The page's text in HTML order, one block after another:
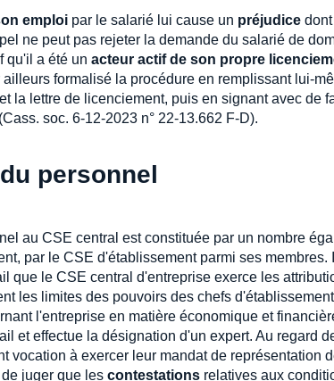
emploi par le salarié lui cause un préjudice
ne peut pas rejeter la demande du salarié de
qu'il a été un acteur actif de son propre
formalisé la procédure en remplissant lui-
la lettre de licenciement, puis en signant avec de
soc. 6-12-2023 n° 22-13.662 F-D).
personnel
au CSE central est constituée par un nombre
par le CSE d'établissement parmi ses
que le CSE central d'entreprise exerce les
les limites des pouvoirs des chefs
l'entreprise en matière économique et
et effectue la désignation d'un expert. Au regard
vocation à exercer leur mandat de représentation
juger que les contestations relatives aux